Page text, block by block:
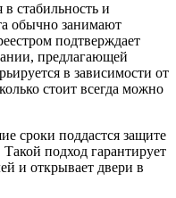
стабильность и
обычно занимают
подтверждает
предлагающей
в зависимости от
стоит всегда можно
сроки поддастся защите
подход гарантирует
и открывает двери в